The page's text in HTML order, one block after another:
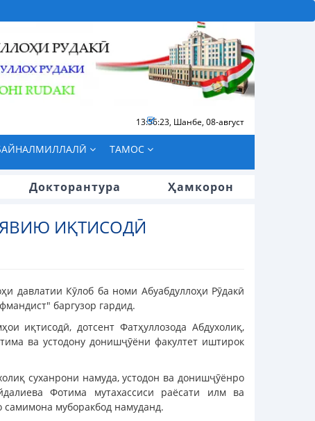
13:56:24, Шанбе, 08-август
ТАМОС
Докторантура Ҳамкорон
ИҚТИСОДӢ
давлатии Кӯлоб ба номи Абуабдуллоҳи Рӯдакӣ
баргузор гардид.
иқтисодӣ, дотсент Фатҳуллозода Абдухолиқ,
ва устодону донишҷӯёни факултет иштирок
суханрони намуда, устодон ва донишҷӯёнро
Фотима мутахассиси раёсати илм ва
самимона муборакбод намуданд.